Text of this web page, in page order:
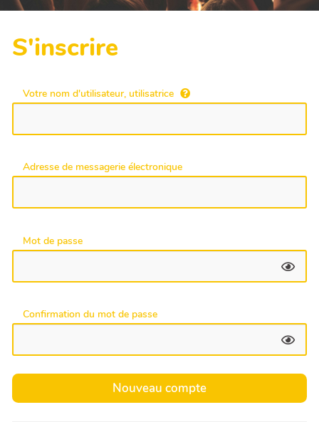
S'inscrire
Votre nom d'utilisateur, utilisatrice
Adresse de messagerie électronique
Mot de passe
Confirmation du mot de passe